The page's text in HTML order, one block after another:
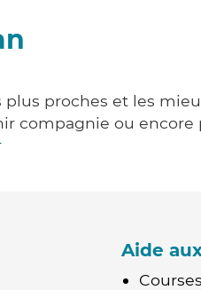
proches et les
compagnie ou
Aide
Courses